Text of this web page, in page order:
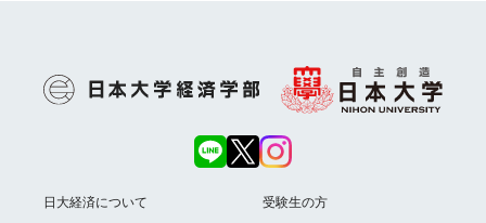
日大経済について
受験生の方